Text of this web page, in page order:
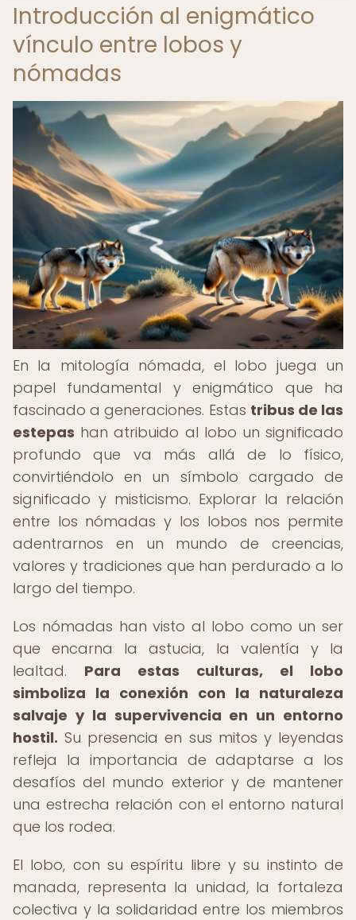
Introducción al enigmático
vínculo entre lobos y
nómadas
En la mitología nómada, el lobo juega un
papel fundamental y enigmático que ha
fascinado a generaciones. Estas tribus de las
estepas han atribuido al lobo un significado
profundo que va más allá de lo físico,
convirtiéndolo en un símbolo cargado de
significado y misticismo. Explorar la relación
entre los nómadas y los lobos nos permite
adentrarnos en un mundo de creencias,
valores y tradiciones que han perdurado a lo
largo del tiempo.
Los nómadas han visto al lobo como un ser
que encarna la astucia, la valentía y la
lealtad. Para estas culturas, el lobo
simboliza la conexión con la naturaleza
salvaje y la supervivencia en un entorno
hostil. Su presencia en sus mitos y leyendas
refleja la importancia de adaptarse a los
desafíos del mundo exterior y de mantener
una estrecha relación con el entorno natural
que los rodea.
El lobo, con su espíritu libre y su instinto de
manada, representa la unidad, la fortaleza
colectiva y la solidaridad entre los miembros